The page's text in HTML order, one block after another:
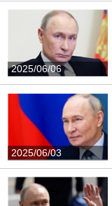
2025/06/06
2025/06/03